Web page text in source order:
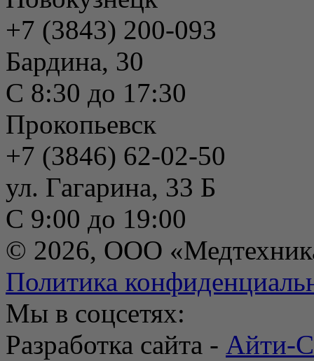
+7 (3843) 200-093
Бардина, 30
С 8:30 до 17:30
Прокопьевск
+7 (3846) 62-02-50
ул. Гагарина, 33 Б
С 9:00 до 19:00
© 2026, ООО
Политика
Мы в соцсетях:
Разработка сайта - Айти-